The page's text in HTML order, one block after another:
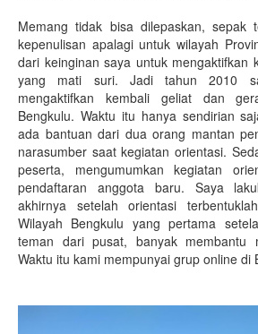
Memang tidak bisa dilepaskan, sepak
kepenulisan apalagi untuk wilayah
dari keinginan saya untuk mengaktifkan
yang mati suri. Jadi tahun 2010
mengaktifkan kembali geliat dan
Bengkulu. Waktu itu hanya sendirian
ada bantuan dari dua orang mantan
narasumber saat kegiatan orientasi.
peserta, mengumumkan kegiatan
pendaftaran anggota baru. Saya
akhirnya setelah orientasi
Wilayah Bengkulu yang pertama
teman dari pusat, banyak membantu
Waktu itu kami mempunyai grup online di